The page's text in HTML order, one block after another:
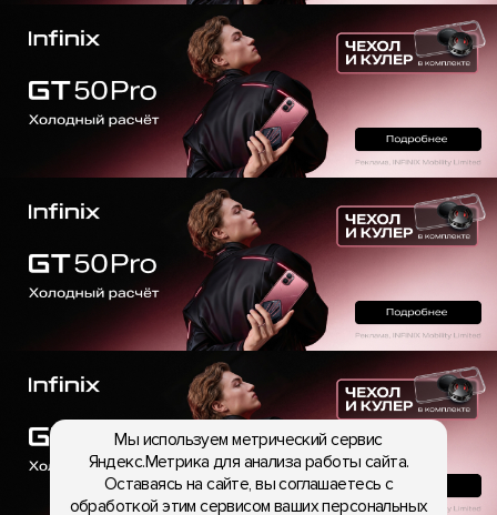
Мы используем метрический сервис
Яндекс.Метрика для анализа работы сайта.
Оставаясь на сайте, вы соглашаетесь с
обработкой этим сервисом ваших персональных